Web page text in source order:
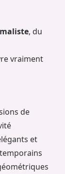
, du
vraiment
de
et